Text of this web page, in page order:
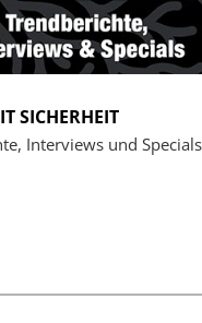
SICHERHEIT
Interviews und Specials
AG SMART
Webinar: KRITIS und